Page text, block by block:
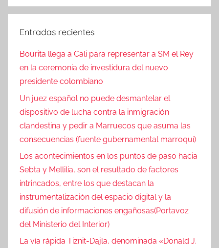
Entradas recientes
Bourita llega a Cali para representar a SM el Rey
en la ceremonia de investidura del nuevo
presidente colombiano
Un juez español no puede desmantelar el
dispositivo de lucha contra la inmigración
clandestina y pedir a Marruecos que asuma las
consecuencias (fuente gubernamental marroquí)
Los acontecimientos en los puntos de paso hacia
Sebta y Mellilia, son el resultado de factores
intrincados, entre los que destacan la
instrumentalización del espacio digital y la
difusión de informaciones engañosas(Portavoz
del Ministerio del Interior)
La vía rápida Tiznit-Dajla, denominada «Donald J.